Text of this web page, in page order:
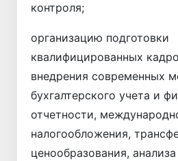
контроля;
организацию подготовки
квалифицированных
внедрения современных
бухгалтерского учета и
отчетности,
налогообложения,
ценообразования,